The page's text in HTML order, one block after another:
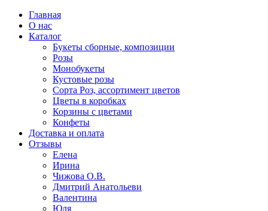
Главная
О нас
Каталог
Букеты сборные, композиции
Розы
Монобукеты
Кустовые розы
Сорта Роз, ассортимент цветов
Цветы в коробках
Корзины с цветами
Конфеты
Доставка и оплата
Отзывы
Елена
Ирина
Чижова О.В.
Дмитрий Анатольеви
Валентина
Юля